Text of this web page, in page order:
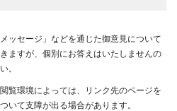
ッセージ」などを通じた御意見について
ますが、個別にお答えはいたしませんの
。
覧環境によっては、リンク先のページを
いて支障が出る場合があります。